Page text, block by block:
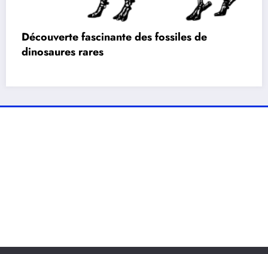
Découverte fascinante des fossiles de
dinosaures rares